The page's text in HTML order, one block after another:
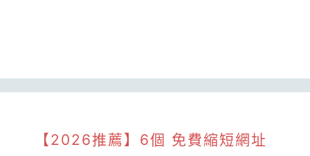
【2026推薦】6個 免費縮短網址